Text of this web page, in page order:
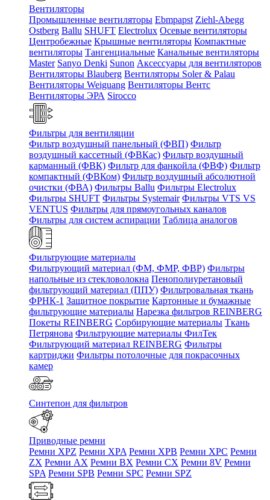
Вентиляторы
Промышленные вентиляторы Ebmpapst Ziehl-Abegg
Ostberg Ballu SHUFT Electrolux Осевые вентиляторы
Центробежные Крышные вентиляторы Компактные
вентиляторы Тангенциальные Канальные вентиляторы
Master Sanyo Denki Sunon Аксессуары для вентиляторов
Вентиляторы Blauberg Вентиляторы Soler & Palau
Вентиляторы Weiguang Вентиляторы Вентс
Вентиляторы ЭРА Sirocco
Фильтры для вентиляции
Фильтр воздушный панельный (ФВП) Фильтр
воздушный кассетный (ФВКас) Фильтр воздушный
карманный (ФВК) Фильтр для фанкойла (ФВФ) Фильтр
компактный (ФВКом) Фильтр воздушный абсолютной
очистки (ФВА) Фильтры Ballu Фильтры Electrolux
Фильтры SHUFT Фильтры Systemair Фильтры VTS VS
VENTUS Фильтры для прямоугольных каналов
Фильтры для систем аспирации Таблица аналогов
Фильтрующие материалы
Фильтрующий материал (ФМ, ФМР, ФВР) Фильтры
напольные из стекловолокна Пенополиуретановый
фильтрующий материал (ППУ) Фильтровальная ткань
ФРНК-1 Защитное покрытие Картонные и бумажные
фильтрующие материалы Нарезка фильтров REINBERG
Покеты REINBERG Сорбирующие материалы Ткань
Петрянова Фильтрующие материалы ФилТек
Фильтрующий материал REINBERG Фильтры
картриджи Фильтры потолочные для покрасочных
камер
Синтепон для фильтров
Приводные ремни
Ремни XPZ Ремни XPA Ремни XPB Ремни XPC Ремни
ZX Ремни AX Ремни BX Ремни CX Ремни 8V Ремни
SPA Ремни SPB Ремни SPC Ремни SPZ